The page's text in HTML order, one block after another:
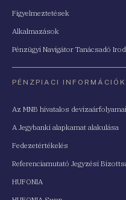
Figyelmeztetések
Alkalmazások
Pénzügyi Navigátor Tanácsadó
PÉNZPIACI INFORMÁCIÓK
Az MNB hivatalos devizaárfolyamai
A Jegybanki alapkamat alakulása
Fedezetértékelés
Referenciamutató Jegyzési
HUFONIA